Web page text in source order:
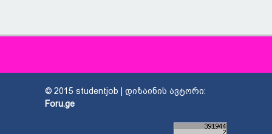
© 2015 studentjob | დიზაინის ავტორი:
Foru.ge